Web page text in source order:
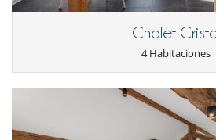
Chalet
4 Habitaciones